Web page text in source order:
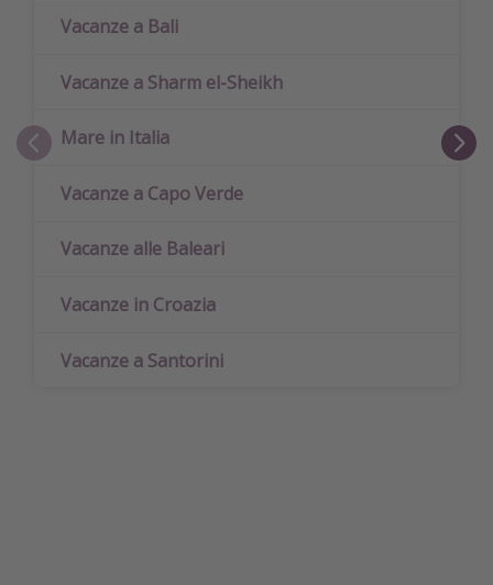
Vacanze a Bali
Vacanze a Sharm el-Sheikh
Mare in Italia
Vacanze a Capo Verde
Vacanze alle Baleari
Vacanze in Croazia
Vacanze a Santorini